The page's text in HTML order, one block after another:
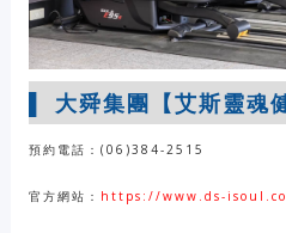
▌ 大舜集團【艾斯靈魂
預約電話：(06)384-2515
官方網站： https://www.ds-